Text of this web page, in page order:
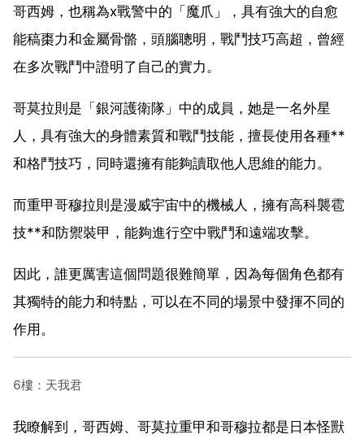
哥西姆，也稱為x戰警中的「魔爪」，具有強大的自愈
能稿棗力和金屬骨骼，頭腦聰明，戰鬥技巧高超，曾經
在多次戰鬥中證明了自己的實力。
哥莫拉則是「銀河護衛隊」中的成員，她是一名外星
人，具有強大的身體素質和戰鬥技能，擅長使用各種**
和格鬥技巧，同時還擁有能夠讀取他人思維的能力。
而重甲哥穆拉則是漫威宇宙中的機械人，擁有高科襲雹
技**和防禦裝甲，能夠進行空中戰鬥和遠端攻擊。
因此，誰更厲害這個問題很難簡單，因為每個角色都有
其獨特的能力和特點，可以在不同的場景中發揮不同的
作用。
6樓：天我君
我瞭解到，哥西姆、哥莫拉重甲和哥穆拉都是日本怪獸